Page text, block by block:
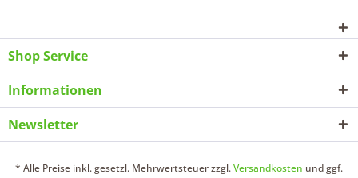
Shop Service
Informationen
Newsletter
* Alle Preise inkl. gesetzl. Mehrwertsteuer zzgl.Versandkosten und ggf.